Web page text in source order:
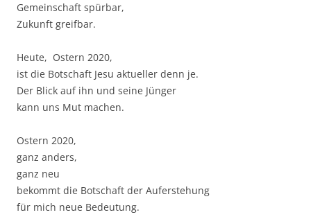
Gemeinschaft spürbar,
Zukunft greifbar.
Heute, Ostern 2020,
ist die Botschaft Jesu aktueller denn je.
Der Blick auf ihn und seine Jünger
kann uns Mut machen.
Ostern 2020,
ganz anders,
ganz neu
bekommt die Botschaft der Auferstehung
für mich neue Bedeutung.